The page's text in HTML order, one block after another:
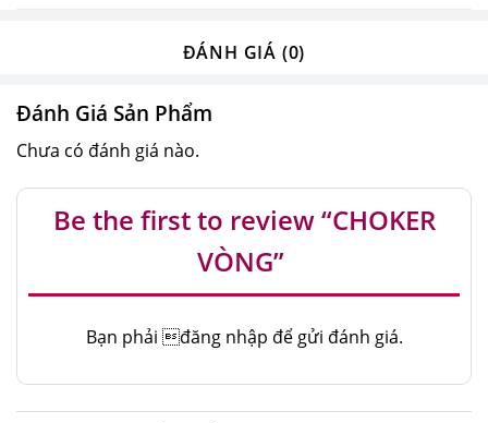
ĐÁNH GIÁ (0)
Đánh Giá Sản Phẩm
Chưa có đánh giá nào.
Be the first to review “CHOKER
VÒNG”
Bạn phải đăng nhập để gửi đánh giá.